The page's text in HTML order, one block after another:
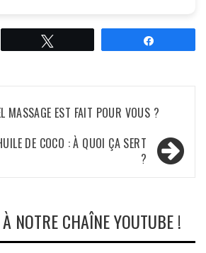
MASSAGE EST FAIT POUR VOUS ?
DE COCO : À QUOI ÇA SERT
?
NOTRE CHAÎNE YOUTUBE !